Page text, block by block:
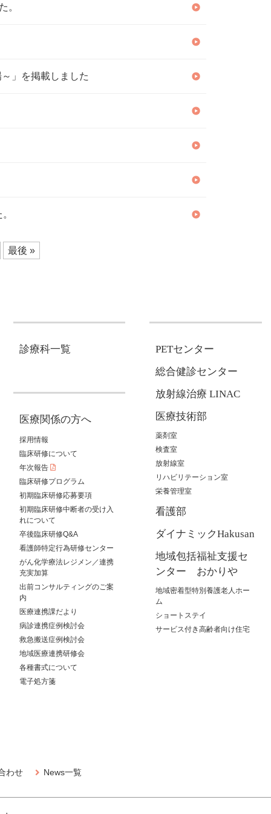
。
」を掲載しました
最後 »
診療科一覧
医療関係の方へ
採用情報
臨床研修について
年次報告
臨床研修プログラム
初期臨床研修応募要項
初期臨床研修中断者の受け入
れについて
卒後臨床研修Q&A
看護師特定行為研修センター
がん化学療法レジメン／連携
充実加算
出前コンサルティングのご案
内
医療連携課だより
病診連携症例検討会
救急搬送症例検討会
地域医療連携研修会
各種書式について
電子処方箋
PETセンター
総合健診センター
放射線治療 LINAC
医療技術部
薬剤室
検査室
放射線室
リハビリテーション室
栄養管理室
看護部
ダイナミックHakusan
地域包括福祉支援セ
ンター おかりや
地域密着型特別養護老人ホー
ム
ショートステイ
サービス付き高齢者向け住宅
わせ News一覧